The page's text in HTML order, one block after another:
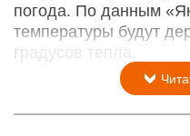
погода. По данным
температуры будут
градусов тепла.